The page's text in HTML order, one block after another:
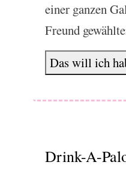
einer ganzen
Freund
Das will ich
Drink-A-